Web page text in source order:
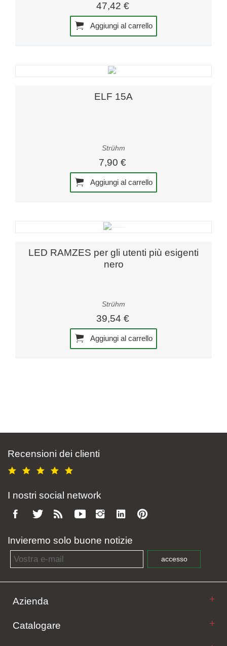
47,42 €
Aggiungi al carrello
ELF 15A
Strühm
7,90 €
Aggiungi al carrello
LED RAMZES per gli utenti più esigenti
nero
Strühm
39,54 €
Aggiungi al carrello
Recensioni dei clienti
I nostri social network
Invieremo solo buone notizie
Email address
accesso
Azienda
Catalogare